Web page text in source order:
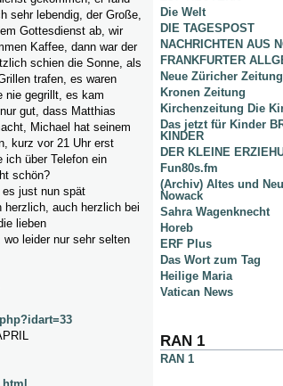
sehr lebendig, der Große,
Gottesdienst ab, wir
Kaffee, dann war der
schien die Sonne, als
trafen, es waren
nie gegrillt, es kam
gut, dass Matthias
Michael hat seinem
kurz vor 21 Uhr erst
ich über Telefon ein
schön?
just nun spät
herzlich, auch herzlich bei
lieben
leider nur sehr selten
Die Welt
DIE TAGESPOST
NACHRICHTEN AUS
FRANKFURTER
Neue Züricher Zeitung
Kronen Zeitung
Kirchenzeitung Die
Das jetzt für Kinder
KINDER
DER KLEINE
Fun80s.fm
(Archiv) Altes und
Nowack
Sahra Wagenknecht
Horeb
ERF Plus
Das Wort zum Tag
Heilige Maria
Vatican News
RAN 1
RAN 1